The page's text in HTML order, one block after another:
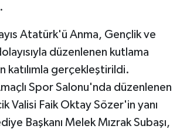
Atatürk'ü Anma, Gençlik ve
düzenlenen kutlama
katılımla gerçekleştirildi.
Spor Salonu'nda düzenlenen
Valisi Faik Oktay Sözer'in yanı
Başkanı Melek Mızrak Subaşı,